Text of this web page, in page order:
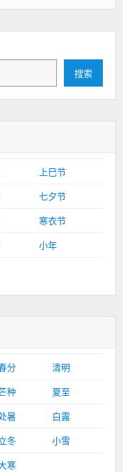
搜索
上巳节
七夕节
寒衣节
小年
分
清明
种
夏至
暑
白露
冬
小雪
寒